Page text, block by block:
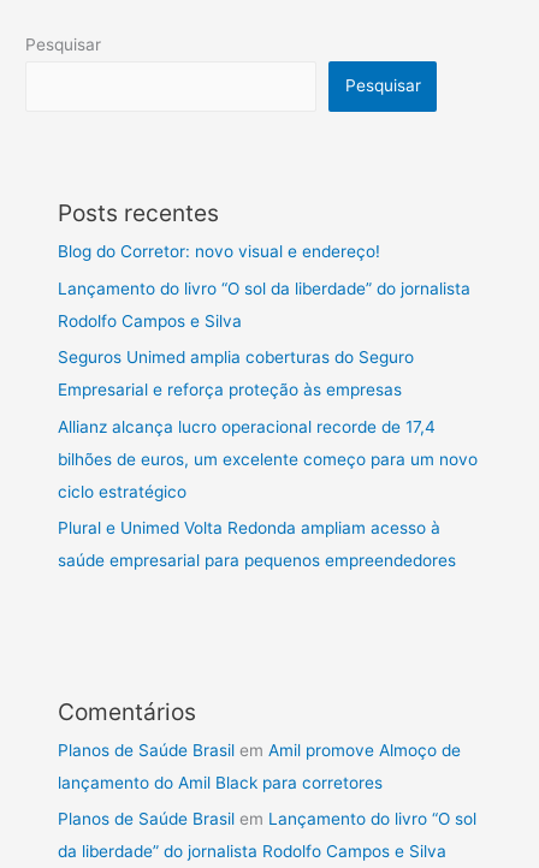
Pesquisar
Pesquisar
Posts recentes
Blog do Corretor: novo visual e endereço!
Lançamento do livro “O sol da liberdade” do jornalista
Rodolfo Campos e Silva
Seguros Unimed amplia coberturas do Seguro
Empresarial e reforça proteção às empresas
Allianz alcança lucro operacional recorde de 17,4
bilhões de euros, um excelente começo para um novo
ciclo estratégico
Plural e Unimed Volta Redonda ampliam acesso à
saúde empresarial para pequenos empreendedores
Comentários
Planos de Saúde Brasil emAmil promove Almoço de
lançamento do Amil Black para corretores
Planos de Saúde Brasil em Lançamento do livro “O sol
da liberdade” do jornalista Rodolfo Campos e Silva